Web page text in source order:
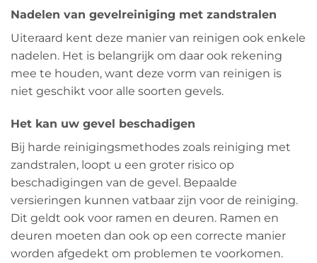
Nadelen van gevelreiniging met zandstralen
Uiteraard kent deze manier van reinigen ook enkele
nadelen. Het is belangrijk om daar ook rekening
mee te houden, want deze vorm van reinigen is
niet geschikt voor alle soorten gevels.
Het kan uw gevel beschadigen
Bij harde reinigingsmethodes zoals reiniging met
zandstralen, loopt u een groter risico op
beschadigingen van de gevel. Bepaalde
versieringen kunnen vatbaar zijn voor de reiniging.
Dit geldt ook voor ramen en deuren. Ramen en
deuren moeten dan ook op een correcte manier
worden afgedekt om problemen te voorkomen.